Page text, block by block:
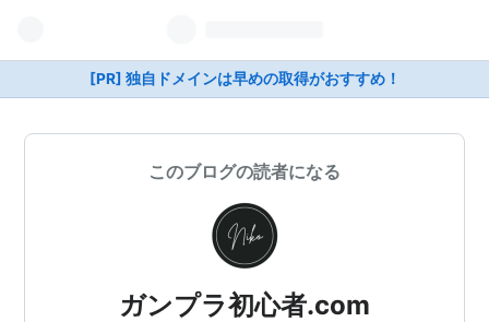
[PR] 独自ドメインは早めの取得がおすすめ！
このブログの読者になる
ガンプラ初心者.com